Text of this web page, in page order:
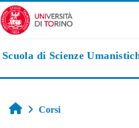
Vai al contenuto principale
Scuola di Scienze
Home
Corsi